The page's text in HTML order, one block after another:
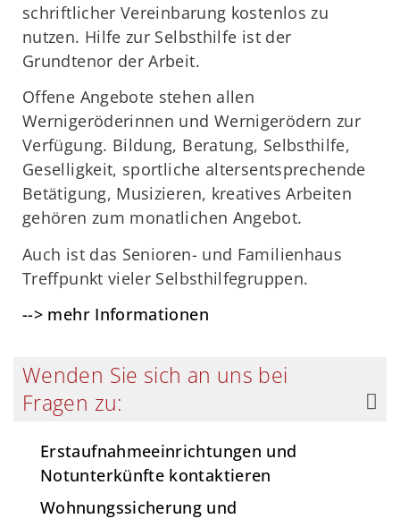
schriftlicher Vereinbarung kostenlos zu
nutzen. Hilfe zur Selbsthilfe ist der
Grundtenor der Arbeit.
Offene Angebote stehen allen
Wernigeröderinnen und Wernigerödern zur
Verfügung. Bildung, Beratung, Selbsthilfe,
Geselligkeit, sportliche altersentsprechende
Betätigung, Musizieren, kreatives Arbeiten
gehören zum monatlichen Angebot.
Auch ist das Senioren- und Familienhaus
Treffpunkt vieler Selbsthilfegruppen.
--> mehr Informationen
Wenden Sie sich an uns bei
Fragen zu:
Erstaufnahmeeinrichtungen und
Notunterkünfte kontaktieren
Wohnungssicherung und